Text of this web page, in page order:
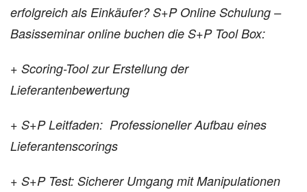
erfolgreich als Einkäufer? S+P Online Schulung –
Basisseminar online buchen die S+P Tool Box:
+ Scoring-Tool zur Erstellung der
Lieferantenbewertung
+ S+P Leitfaden: Professioneller Aufbau eines
Lieferantenscorings
+ S+P Test: Sicherer Umgang mit Manipulationen